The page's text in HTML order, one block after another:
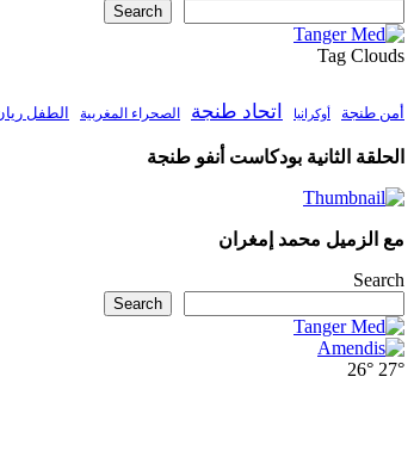
Search
Tag Clouds
أمن طنجة أوكرانيا اتحاد طنجة الصحراء المغربية الطفل
الحلقة الثانية بودكاست أنفو طنجة
مع الزميل محمد إمغران
Search
Search
27°
26°